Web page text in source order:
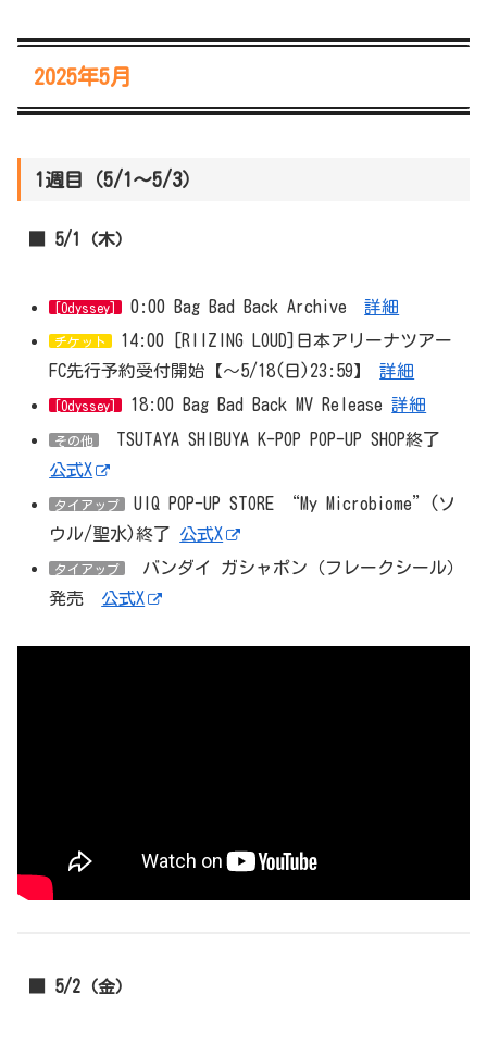
2025年5月
1週目（5/1～5/3）
■ 5/1（木）
[Odyssey] 0:00 Bag Bad Back Archive詳細
チケット
14:00 [RIIZING LOUD]日本アリーナツアー
FC先行予約受付開始【～5/18(日)23:59】詳細
[Odyssey] 18:00 Bag Bad Back MV Release詳細
その他
TSUTAYA SHIBUYA K-POP POP-UP SHOP終了
公式X
タイアップ
UIQ POP-UP STORE “My Microbiome”(ソ
ウル/聖水)終了 公式X
タイアップ
バンダイ ガシャポン（フレークシール）
発売 公式X
■ 5/2（金）